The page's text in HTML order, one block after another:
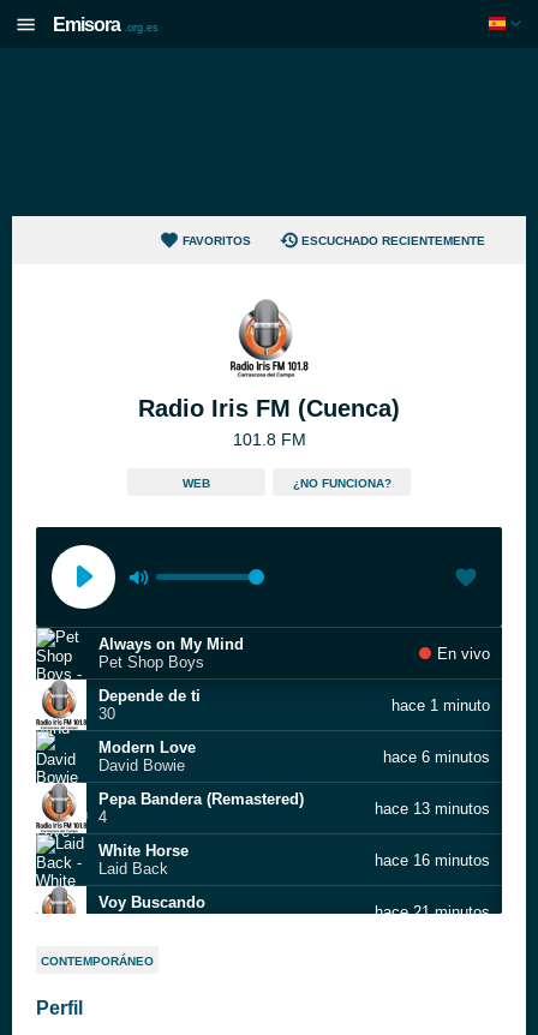
Emisora .org.es
FAVORITOS ESCUCHADO RECIENTEMENTE
Radio Iris FM (Cuenca)
101.8 FM
WEB ¿NO FUNCIONA?
Always on My Mind
Pet Shop Boys
En vivo
Depende de ti
30
hace 1 minuto
Modern Love
David Bowie
hace 6 minutos
Pepa Bandera (Remastered)
4
hace 13 minutos
White Horse
Laid Back
hace 16 minutos
Voy Buscando
hace 21 minutos
Santa Lucía
CONTEMPORÁNEO
Perfil